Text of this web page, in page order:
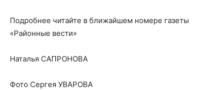
Подробнее читайте в ближайшем номере газеты
«Районные вести»
Наталья САПРОНОВА
Фото Сергея УВАРОВА